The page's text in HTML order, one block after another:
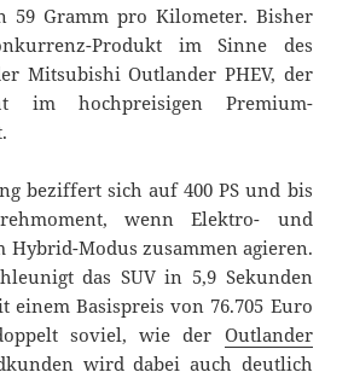
59 Gramm pro Kilometer. Bisher
Produkt im Sinne des
Mitsubishi Outlander PHEV, der
im hochpreisigen Premium-
beziffert sich auf 400 PS und bis
wenn Elektro- und
Hybrid-Modus zusammen agieren.
das SUV in 5,9 Sekunden
einem Basispreis von 76.705 Euro
soviel, wie der Outlander
wird dabei auch deutlich